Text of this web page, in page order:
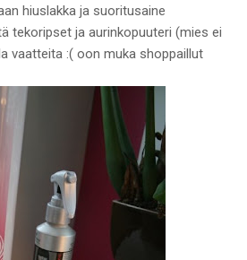
hiuslakka ja suoritusaine
tekoripset ja aurinkopuuteri (mies ei
vaatteita :( oon muka shoppaillut